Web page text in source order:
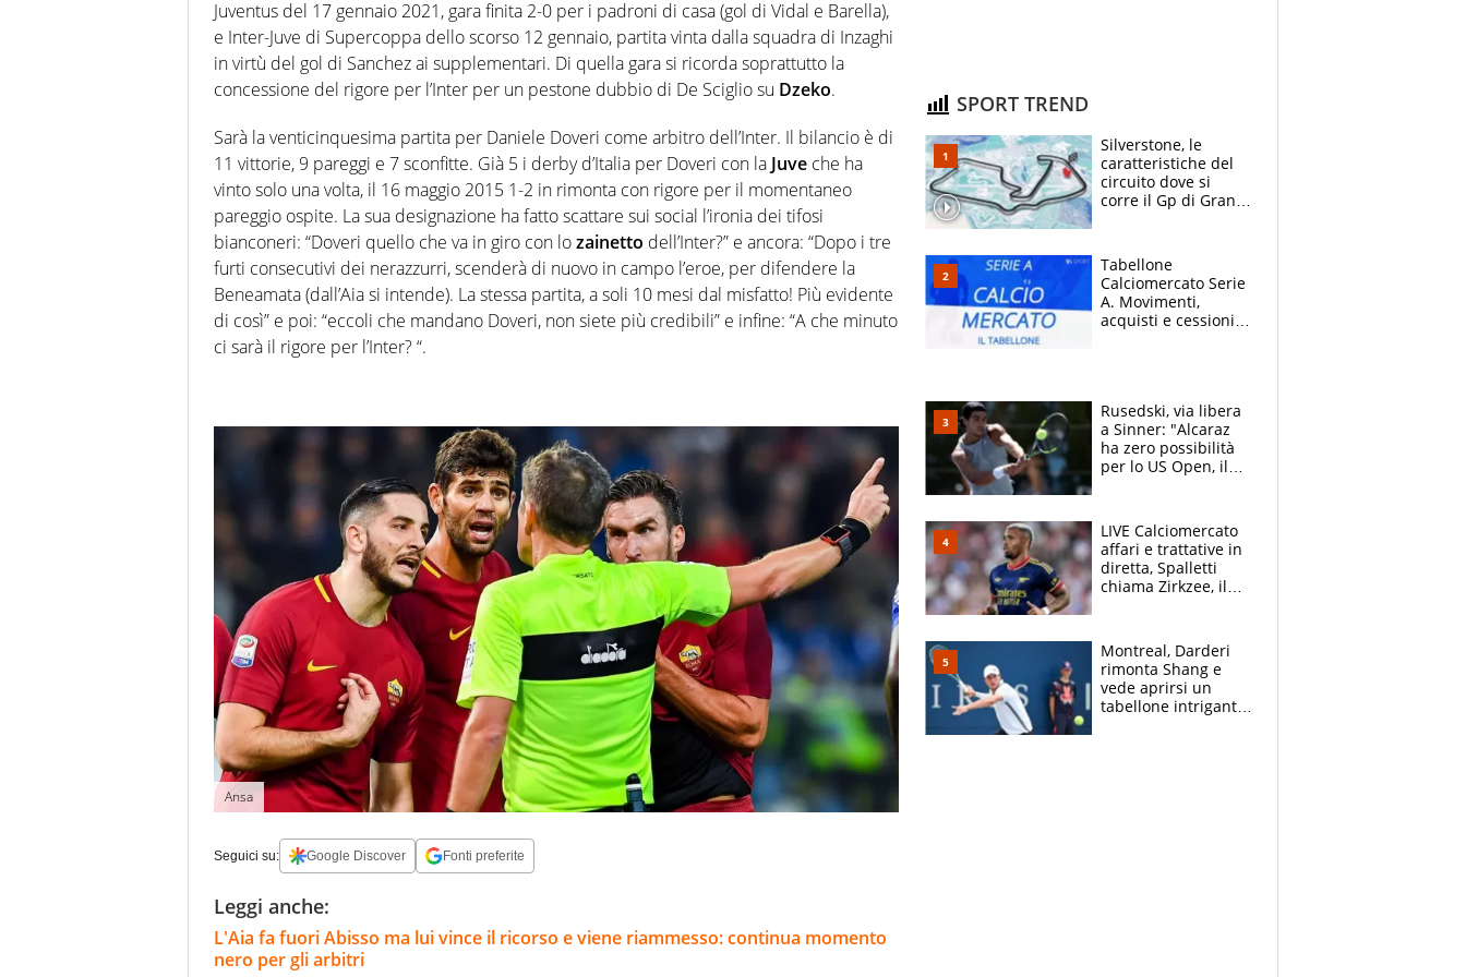
Juventus del 17 gennaio 2021, gara finita 2-0 per i padroni di casa (gol di Vidal e Barella),
e Inter-Juve di Supercoppa dello scorso 12 gennaio, partita vinta dalla squadra di Inzaghi
in virtù del gol di Sanchez ai supplementari. Di quella gara si ricorda soprattutto la
concessione del rigore per l’Inter per un pestone dubbio di De Sciglio su Dzeko.
Sarà la venticinquesima partita per Daniele Doveri come arbitro dell’Inter. Il bilancio è di
11 vittorie, 9 pareggi e 7 sconfitte. Già 5 i derby d’Italia per Doveri con la Juve che ha
vinto solo una volta, il 16 maggio 2015 1-2 in rimonta con rigore per il momentaneo
pareggio ospite. La sua designazione ha fatto scattare sui social l’ironia dei tifosi
bianconeri: “Doveri quello che va in giro con lozainetto dell’Inter?” e ancora: “Dopo i tre
furti consecutivi dei nerazzurri, scenderà di nuovo in campo l’eroe, per difendere la
Beneamata (dall’Aia si intende). La stessa partita, a soli 10 mesi dal misfatto! Più evidente
di così” e poi: “eccoli che mandano Doveri, non siete più credibili” e infine: “A che minuto
ci sarà il rigore per l’Inter? “.
Ansa
Seguici su: Google Discover Fonti preferite
Leggi anche:
L'Aia fa fuori Abisso ma lui vince il ricorso e viene riammesso: continua momento
nero per gli arbitri
SPORT TREND
Silverstone, le
caratteristiche del
circuito dove si
corre il Gp di Gran
Tabellone
Calciomercato Serie
A. Movimenti,
acquisti e cessioni:
Rusedski, via libera
a Sinner: "Alcaraz
ha zero possibilità
per lo US Open, il
LIVE Calciomercato
affari e trattative in
diretta, Spalletti
chiama Zirkzee, il
Diaz
Montreal, Darderi
rimonta Shang e
vede aprirsi un
tabellone intrigante: